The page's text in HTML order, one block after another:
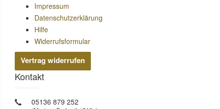
Impressum
Datenschutzerklärung
Hilfe
Widerrufsformular
Vertrag widerrufen
Kontakt
05136 879 252